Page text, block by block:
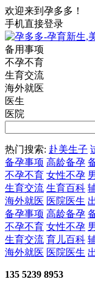
欢迎来到孕多多！
手机直接登录
备用事项
不孕不育
生育交流
海外就医
医生
医院
热门搜索: 赴美生子
备孕事项 高龄备孕
不孕不育 女性不孕
生育交流 生育百科
海外就医 医院医生
备孕事项 高龄备孕
不孕不育 女性不孕
生育交流 育儿百科
海外就医 医院医生
135 5239 8953